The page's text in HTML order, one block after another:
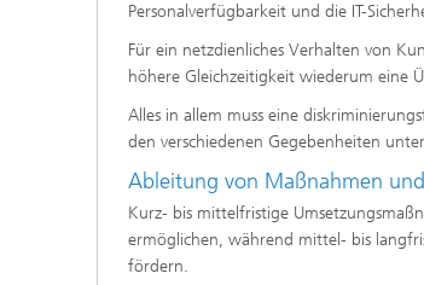
Personalverfügbarkeit und die IT-
Für ein netzdienliches Verhalten von
höhere Gleichzeitigkeit wiederum eine
Alles in allem muss eine
den verschiedenen Gegebenheiten
Ableitung von Maßnahmen
Kurz- bis mittelfristige
ermöglichen, während mittel- bis
fördern.